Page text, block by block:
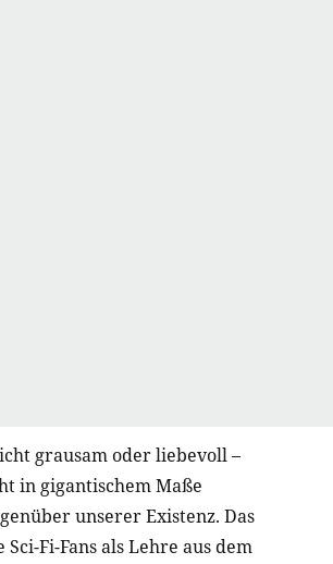
grausam oder liebevoll –
in gigantischem Maße
unserer Existenz. Das
Sci-Fi-Fans als Lehre aus dem